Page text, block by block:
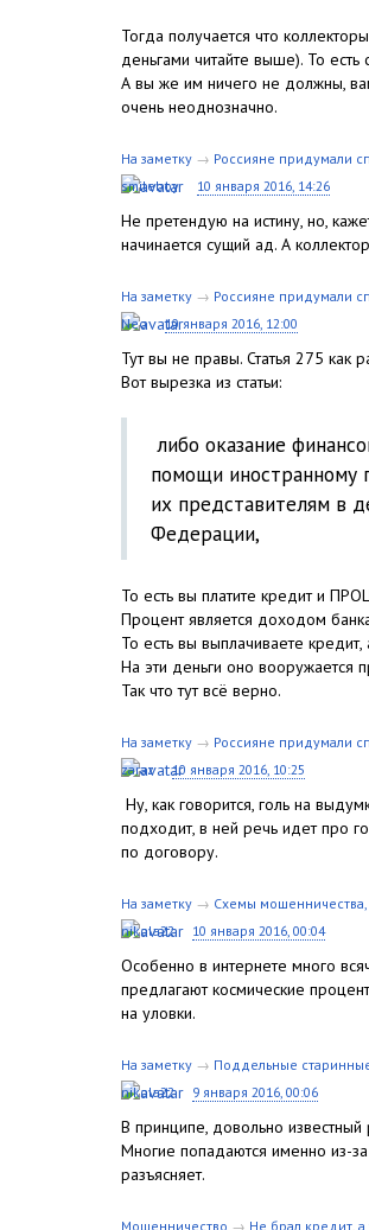
Тогда получается что
деньгами читайте выше). То
А вы же им ничего не должны,
очень неоднозначно.
На заметку → Россияне придумали
smileboy
10 января 2016, 14:26
Не претендую на истину, но,
начинается сущий ад. А
На заметку → Россияне придумали
Neo
10 января 2016, 12:00
Тут вы не правы. Статья 275 как
Вот вырезка из статьи:
либо оказание
помощи иностранному
их представителям в
Федерации,
То есть вы платите кредит и
Процент является доходом
То есть вы выплачиваете
На эти деньги оно вооружается
Так что тут всё верно.
На заметку → Россияне придумали
zaraz
10 января 2016, 10:25
Ну, как говорится, голь на
подходит, в ней речь идет про
по договору.
На заметку → Схемы
nikola22
10 января 2016, 00:04
Особенно в интернете много
предлагают космические
на уловки.
На заметку → Поддельные
nikola22
9 января 2016, 00:06
В принципе, довольно
Многие попадаются именно из-
разъясняет.
Мошенничество → Не брал кредит, а